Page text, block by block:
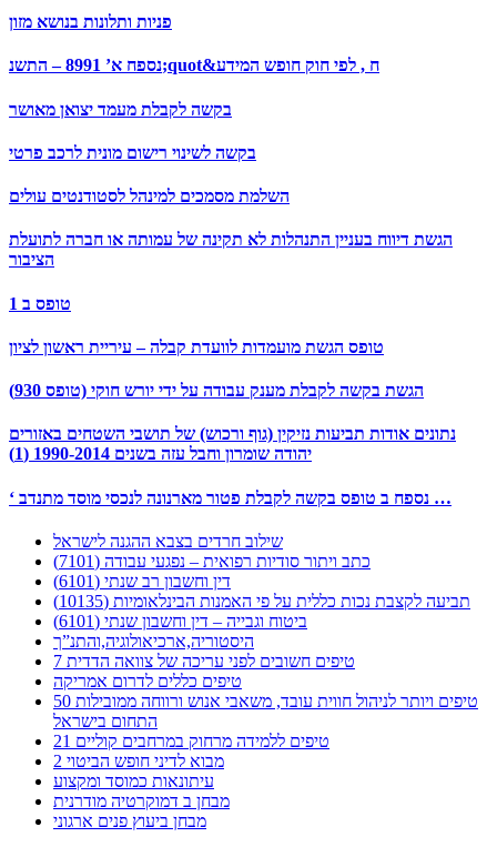
פניות ותלונות בנושא מזון
נספח א’ 8991 – התשנ;quot&ח , לפי חוק חופש המידע
בקשה לקבלת מעמד יצואן מאושר
בקשה לשינוי רישום מונית לרכב פרטי
השלמת מסמכים למינהל לסטודנטים עולים
הגשת דיווח בעניין התנהלות לא תקינה של עמותה או חברה לתועלת
הציבור
טופס ב 1
טופס הגשת מועמדות לוועדת קבלה – עיריית ראשון לציון
הגשת בקשה לקבלת מענק עבודה על ידי יורש חוקי (טופס 930)
נתונים אודות תביעות נזיקין (גוף ורכוש) של תושבי השטחים באזורים
יהודה שומרון וחבל עזה בשנים 1990-2014 (1)
‘ נספח ב טופס בקשה לקבלת פטור מארנונה לנכסי מוסד מתנדב …
שילוב חרדים בצבא ההגנה לישראל
כתב ויתור סודיות רפואית – נפגעי עבודה (7101)
דין וחשבון רב שנתי (6101)
תביעה לקצבת נכות כללית על פי האמנות הבינלאומיות (10135)
ביטוח וגבייה – דין וחשבון שנתי (6101)
היסטוריה,ארכיאולוגיה,והתנ”ך
7 טיפים חשובים לפני עריכה של צוואה הדדית
טיפים כללים לדרום אמריקה
50 טיפים ויותר לניהול חווית עובד, משאבי אנוש ורווחה ממובילות
התחום בישראל
21 טיפים ללמידה מרחוק במרחבים קוליים
מבוא לדיני חופש הביטוי 2
עיתונאות כמוסד ומקצוע
מבחן ב דמוקרטיה מודרנית
מבחן ביעוץ פנים ארגוני